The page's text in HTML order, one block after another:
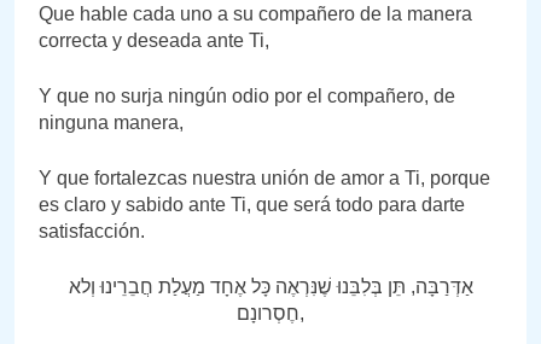
Que hable cada uno a su compañero de la manera
correcta y deseada ante Ti,
Y que no surja ningún odio por el compañero, de
ninguna manera,
Y que fortalezcas nuestra unión de amor a Ti, porque
es claro y sabido ante Ti, que será todo para darte
satisfacción.
אַדְּרַבָּה, תֵּן בְּלִבֵּנוּ שֶׁנִּרְאֶה כָּל אֶחָד מַעֲלַת חֲבֵרֵינוּ וְלא
חֶסְרונָם,